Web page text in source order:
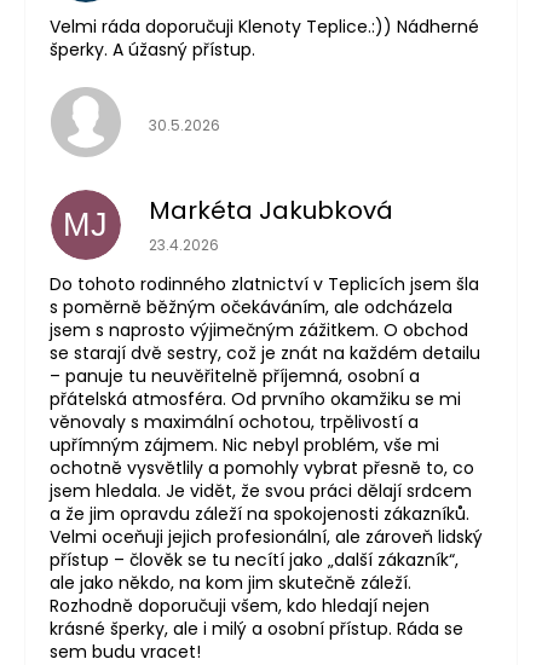
Velmi ráda doporučuji Klenoty Teplice.:)) Nádherné
šperky. A úžasný přístup.
Hodnocení obchodu je 5 z 5 hvězdiček.
30.5.2026
MJ Markéta Jakubková
Hodnocení obchodu je 5 z 5 hvězdiček.
23.4.2026
Do tohoto rodinného zlatnictví v Teplicích jsem šla
s poměrně běžným očekáváním, ale odcházela
jsem s naprosto výjimečným zážitkem. O obchod
se starají dvě sestry, což je znát na každém detailu
– panuje tu neuvěřitelně příjemná, osobní a
přátelská atmosféra. Od prvního okamžiku se mi
věnovaly s maximální ochotou, trpělivostí a
upřímným zájmem. Nic nebyl problém, vše mi
ochotně vysvětlily a pomohly vybrat přesně to, co
jsem hledala. Je vidět, že svou práci dělají srdcem
a že jim opravdu záleží na spokojenosti zákazníků.
Velmi oceňuji jejich profesionální, ale zároveň lidský
přístup – člověk se tu necítí jako „další zákazník“,
ale jako někdo, na kom jim skutečně záleží.
Rozhodně doporučuji všem, kdo hledají nejen
krásné šperky, ale i milý a osobní přístup. Ráda se
sem budu vracet!